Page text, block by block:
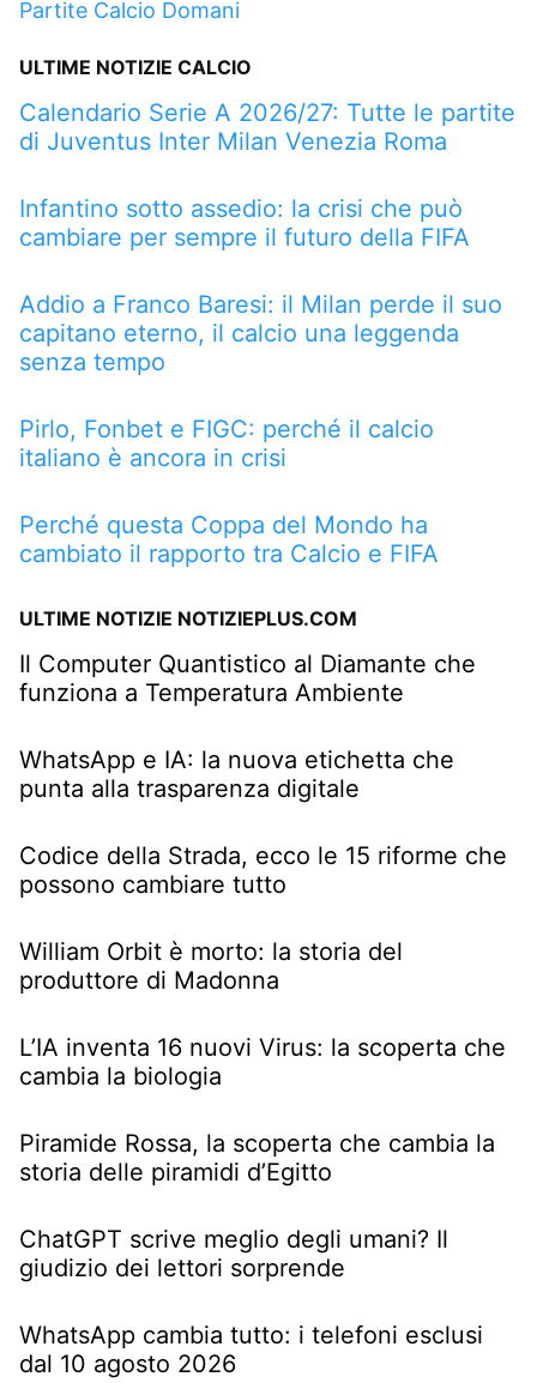
Partite Calcio Domani
ULTIME NOTIZIE CALCIO
Calendario Serie A 2026/27: Tutte le partite
di Juventus Inter Milan Venezia Roma
Infantino sotto assedio: la crisi che può
cambiare per sempre il futuro della FIFA
Addio a Franco Baresi: il Milan perde il suo
capitano eterno, il calcio una leggenda
senza tempo
Pirlo, Fonbet e FIGC: perché il calcio
italiano è ancora in crisi
Perché questa Coppa del Mondo ha
cambiato il rapporto tra Calcio e FIFA
ULTIME NOTIZIE NOTIZIEPLUS.COM
Il Computer Quantistico al Diamante che
funziona a Temperatura Ambiente
WhatsApp e IA: la nuova etichetta che
punta alla trasparenza digitale
Codice della Strada, ecco le 15 riforme che
possono cambiare tutto
William Orbit è morto: la storia del
produttore di Madonna
L’IA inventa 16 nuovi Virus: la scoperta che
cambia la biologia
Piramide Rossa, la scoperta che cambia la
storia delle piramidi d’Egitto
ChatGPT scrive meglio degli umani? Il
giudizio dei lettori sorprende
WhatsApp cambia tutto: i telefoni esclusi
dal 10 agosto 2026